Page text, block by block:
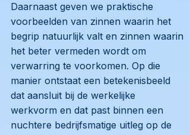
Daarnaast geven we praktische
voorbeelden van zinnen waarin het
begrip natuurlijk valt en zinnen waarin
het beter vermeden wordt om
verwarring te voorkomen. Op die
manier ontstaat een betekenisbeeld
dat aansluit bij de werkelijke
werkvorm en dat past binnen een
nuchtere bedrijfsmatige uitleg op de